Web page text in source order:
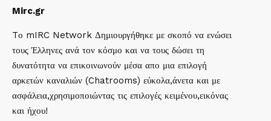
Mirc.gr
Tο mIRC Network Δημιουργήθηκε με σκοπό να ενώσει
τους Έλληνες ανά τον κόσμο και να τους δώσει τη
δυνατότητα να επικοινωνούν μέσα απο μια επιλογή
αρκετών καναλιών (Chatrooms) εύκολα,άνετα και με
ασφάλεια,χρησιμοποιώντας τις επιλογές κειμένου,εικόνας
και ήχου!